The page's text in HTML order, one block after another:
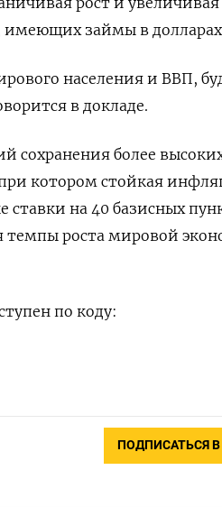
имеющих займы в
населения и ВВП,
в докладе.
сохранения более
котором стойкая
на 40 базисных
темпы роста мировой
по коду:
ПОДПИСАТЬСЯ В